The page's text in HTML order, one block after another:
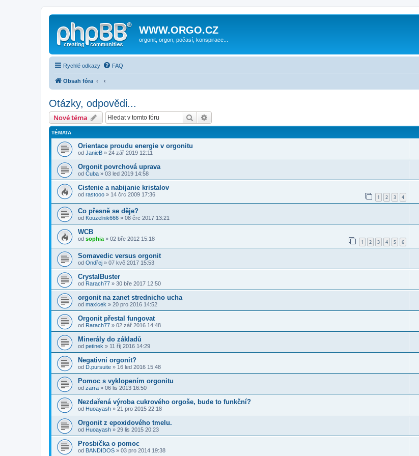
WWW.ORGO.CZ
orgonit, orgon, počasí, konspirace...
Rychlé odkazy FAQ
Obsah fóra
Otázky, odpovědi...
Nové téma Hledat
TÉMATA
Orientace proudu energie v orgonitu
od JanieB » 24 zář 2019 12:11
Orgonit povrchová uprava
od Cuba » 03 led 2019 14:58
Cistenie a nabijanie kristalov
od rastooo » 14 črc 2009 17:36 1 2 3 4
Co přesně se děje?
od Kouzelnik666 » 08 črc 2017 13:21
WCB
od sophia » 02 bře 2012 15:18 1 2 3 4 5 6
Somavedic versus orgonit
od Ondřej » 07 kvě 2017 15:53
CrystalBuster
od Rarach77 » 30 bře 2017 12:50
orgonit na zanet strednicho ucha
od maxicek » 20 pro 2016 14:52
Orgonit přestal fungovat
od Rarach77 » 02 zář 2016 14:48
Minerály do základů
od petinek » 11 říj 2016 14:29
Negativní orgonit?
od D.pursuite » 16 led 2016 15:48
Pomoc s vyklopením orgonitu
od zarra » 06 lis 2013 16:50
Nezdařená výroba cukrového orgoše, bude to funkční?
od Huoayash » 21 pro 2015 22:18
Orgonit z epoxidového tmelu.
od Huoayash » 29 lis 2015 20:23
Prosbička o pomoc
od BANDIDOS » 03 pro 2014 19:38